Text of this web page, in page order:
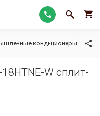
кондиционеры
W сплит-